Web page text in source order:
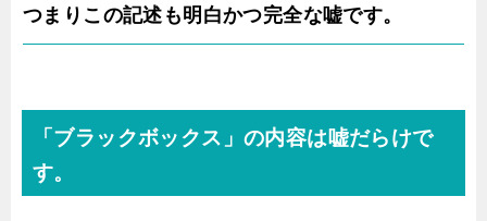
つまりこの記述も明白かつ完全な嘘です。
「ブラックボックス」の内容は嘘だらけで
す。